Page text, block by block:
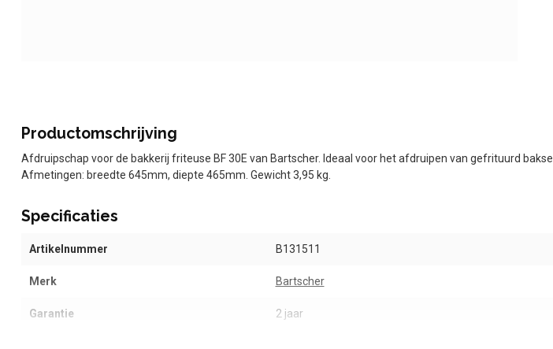
Productomschrijving
Afdruipschap voor de bakkerij friteuse BF 30E van Bartscher. Ideaal voor het afdruipen van gefrituurd baksel.
Afmetingen: breedte 645mm, diepte 465mm. Gewicht 3,95 kg.
Specificaties
Artikelnummer B131511
Merk Bartscher
Garantie 2 jaar